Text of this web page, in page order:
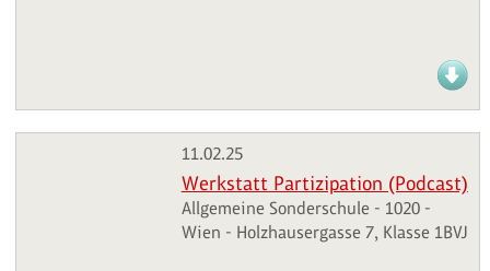
11.02.25
Werkstatt Partizipation (Podcast)
Allgemeine Sonderschule - 1020 -
Wien - Holzhausergasse 7, Klasse 1BVJ